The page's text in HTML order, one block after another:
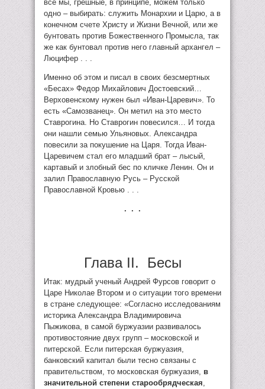
все мы, грешные, в принципе, можем только
одно – выбирать: служить Монархии и Царю, а в
конечном счете Христу и Жизни Вечной, или же
бунтовать против Божественного Промысла, так
же как бунтовал против него главный архангел –
Люцифер . . .
Именно об этом и писал в своих безсмертных
«Бесах» Федор Михайлович Достоевский…
Верховенскому нужен был «Иван-Царевич». То
есть «Самозванец». Он метил на это место
Ставрогина. Но Ставрогин повесился… И тогда
они нашли семью Ульяновых. Александра
повесили за покушение на Царя. Тогда Иван-
Царевичем стал его младший брат – лысый,
картавый и злобный бес по кличке Ленин. Он и
залил Православную Русь – Русской
Православной Кровью . . .
. . .
Глава II. Бесы
Итак: мудрый ученый Андрей Фурсов говорит о
Царе Николае Втором и о ситуации того времени
в стране следующее: «Согласно исследованиям
историка Александра Владимировича
Пыжикова, в самой буржуазии развивалось
противостояние двух групп – московской и
питерской. Если питерская буржуазия,
банковский капитал были тесно связаны с
правительством, то московская буржуазия, в
значительной степени старообрядческая,